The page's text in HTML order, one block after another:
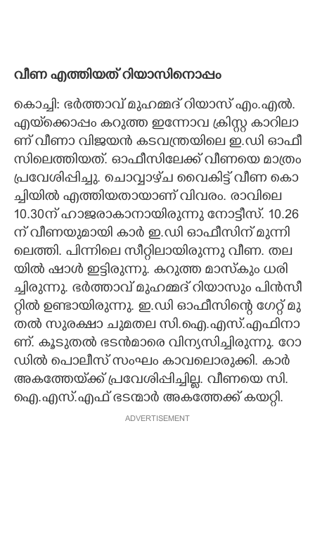
വീ​ണ​ ​എ​ത്തി​യ​ത് റി​യാ​സി​നൊ​പ്പം
കൊ​ച്ചി​:​ ​ഭ​ർ​ത്താ​വ് ​മു​ഹ​മ്മ​ദ് ​റി​യാ​സ് ​എം.​എ​ൽ.​
എ​യ്‌​ക്കൊ​പ്പം​ ​ക​റു​ത്ത​ ​ഇ​ന്നോ​വ​ ​ക്രി​സ്റ്റ​ ​കാ​റി​ലാ​
ണ് ​വീ​ണാ​ ​വി​ജ​യ​ൻ​ ​ക​ട​വ​ന്ത്ര​യി​ലെ​ ​ഇ.​ഡി​ ​ഓ​ഫീ​
സി​ലെത്തി​യ​ത്.​ ​ഓ​ഫീ​സി​ലേ​ക്ക് ​വീ​ണ​യെ​ ​മാ​ത്രം
​പ്ര​വേ​ശി​പ്പി​ച്ചു. ചൊ​വ്വാ​ഴ്‌​ച​ ​വൈ​കിട്ട്​ ​വീ​ണ​ ​കൊ​
ച്ചി​യി​ൽ​ ​എ​ത്തി​യ​താ​യാ​ണ് ​വി​വ​രം.​ ​രാ​വി​ലെ​
10.30​ന് ​ഹാ​ജ​രാ​കാ​നാ​യി​രു​ന്നു​ ​നോ​ട്ടീ​സ്. 10.26​
ന് ​വീ​ണ​യു​മാ​യി​ ​കാ​ർ​ ​ഇ.​ഡി​ ​ഓ​ഫീ​സി​ന് ​മു​ന്നി​
ലെ​ത്തി.​ ​പി​ന്നി​ലെ​ ​സീ​റ്റി​ലാ​യി​രു​ന്നു​ ​വീ​ണ.​ ​ത​ല​
യി​ൽ​ ​ഷാ​ൾ​ ​ഇ​ട്ടി​രു​ന്നു.​ ​ക​റു​ത്ത​ ​മാ​സ്കും​ ​ധ​രി​
ച്ചിരു​ന്നു.​ ​ഭ​ർ​ത്താ​വ് ​മു​ഹ​മ്മ​ദ് ​റി​യാ​സും​ ​പി​ൻ​സീ​
റ്റി​ൽ​ ​ഉ​ണ്ടാ​യി​രു​ന്നു. ഇ.​ഡി​ ​ഓ​ഫീ​സി​ന്റെ​ ​ഗേ​റ്റ് ​മു​
ത​ൽ​ ​സു​ര​ക്ഷാ​ ​ചു​മ​ത​ല​ ​സി.​ഐ.​എ​സ്.​എ​ഫി​നാ​
ണ്.​ ​കൂ​ടു​ത​ൽ​ ​ഭ​ട​ൻ​മാ​രെ​ ​വി​ന്യ​സി​ച്ചി​രു​ന്നു.​ ​റോ​
ഡി​ൽ​ ​പൊ​ലീ​സ് ​സം​ഘം​ ​കാ​വ​ലൊ​രു​ക്കി. കാ​ർ​ ​
അ​ക​ത്തേ​യ്‌​ക്ക് ​പ്ര​വേ​ശി​പ്പി​ച്ചി​ല്ല.​ ​വീ​ണ​യെ​ ​സി.​
ഐ.​എ​സ്.​എ​ഫ് ​ഭ​ട​ന്മാ​ർ​ ​അ​ക​ത്തേ​ക്ക് ​ക​യ​റ്റി.​ ​
ADVERTISEMENT